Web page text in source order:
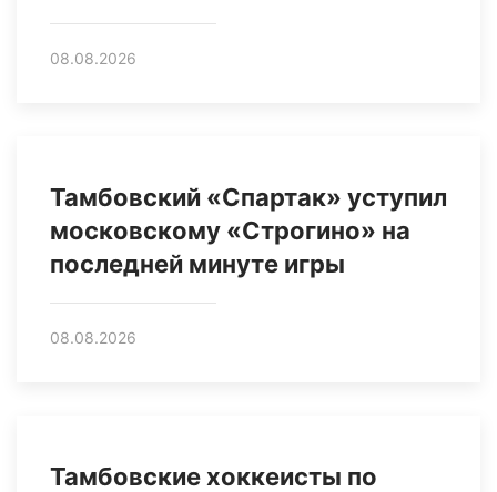
08.08.2026
Тамбовский «Спартак» уступил
московскому «Строгино» на
последней минуте игры
08.08.2026
Тамбовские хоккеисты по